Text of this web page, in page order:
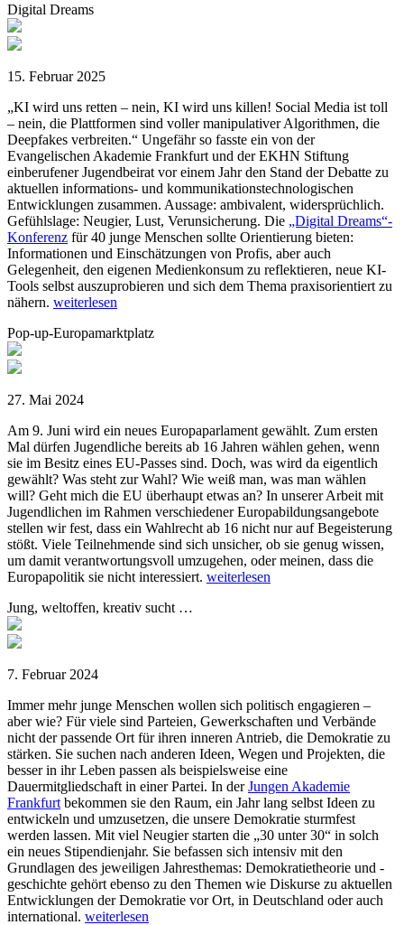
Digital Dreams
15. Februar 2025
„KI wird uns retten – nein, KI wird uns killen! Social Media ist toll
– nein, die Plattformen sind voller manipulativer Algorithmen, die
Deepfakes verbreiten.“ Ungefähr so fasste ein von der
Evangelischen Akademie Frankfurt und der EKHN Stiftung
einberufener Jugendbeirat vor einem Jahr den Stand der Debatte zu
aktuellen informations- und kommunikationstechnologischen
Entwicklungen zusammen. Aussage: ambivalent, widersprüchlich.
Gefühlslage: Neugier, Lust, Verunsicherung. Die „Digital Dreams“-
Konferenz für 40 junge Menschen sollte Orientierung bieten:
Informationen und Einschätzungen von Profis, aber auch
Gelegenheit, den eigenen Medienkonsum zu reflektieren, neue KI-
Tools selbst auszuprobieren und sich dem Thema praxisorientiert zu
nähern. weiterlesen
Pop-up-Europamarktplatz
27. Mai 2024
Am 9. Juni wird ein neues Europaparlament gewählt. Zum ersten
Mal dürfen Jugendliche bereits ab 16 Jahren wählen gehen, wenn
sie im Besitz eines EU-Passes sind. Doch, was wird da eigentlich
gewählt? Was steht zur Wahl? Wie weiß man, was man wählen
will? Geht mich die EU überhaupt etwas an? In unserer Arbeit mit
Jugendlichen im Rahmen verschiedener Europabildungsangebote
stellen wir fest, dass ein Wahlrecht ab 16 nicht nur auf Begeisterung
stößt. Viele Teilnehmende sind sich unsicher, ob sie genug wissen,
um damit verantwortungsvoll umzugehen, oder meinen, dass die
Europapolitik sie nicht interessiert. weiterlesen
Jung, weltoffen, kreativ sucht …
7. Februar 2024
Immer mehr junge Menschen wollen sich politisch engagieren –
aber wie? Für viele sind Parteien, Gewerkschaften und Verbände
nicht der passende Ort für ihren inneren Antrieb, die Demokratie zu
stärken. Sie suchen nach anderen Ideen, Wegen und Projekten, die
besser in ihr Leben passen als beispielsweise eine
Dauermitgliedschaft in einer Partei. In derJungen Akademie
Frankfurt bekommen sie den Raum, ein Jahr lang selbst Ideen zu
entwickeln und umzusetzen, die unsere Demokratie sturmfest
werden lassen. Mit viel Neugier starten die „30 unter 30“ in solch
ein neues Stipendienjahr. Sie befassen sich intensiv mit den
Grundlagen des jeweiligen Jahresthemas: Demokratietheorie und -
geschichte gehört ebenso zu den Themen wie Diskurse zu aktuellen
Entwicklungen der Demokratie vor Ort, in Deutschland oder auch
international. weiterlesen